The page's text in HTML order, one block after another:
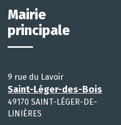
Mairie
principale
9 rue du Lavoir
Saint-Léger-des-Bois
49170 SAINT-LÉGER-DE-
LINIÈRES